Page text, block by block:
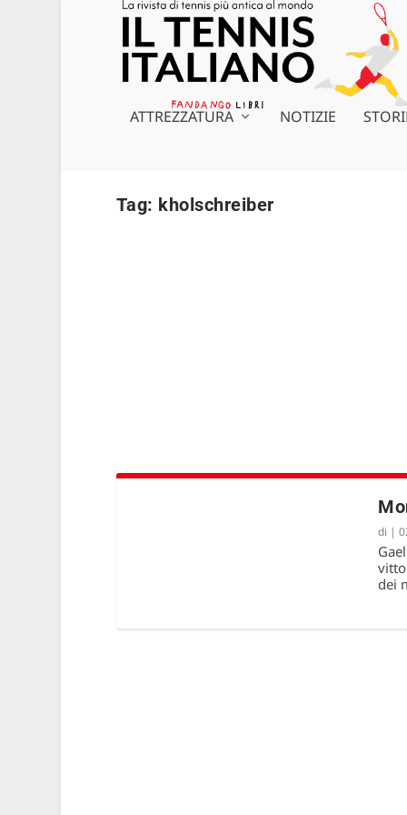
ATTREZZATURA NOTIZIE
Tag: kholschreiber
di |
dei